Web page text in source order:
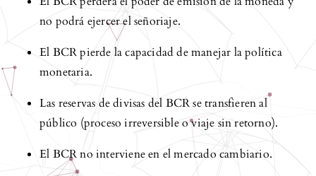
no podrá ejercer el señoriaje.
El BCR pierde la capacidad de manejar la política
monetaria.
Las reservas de divisas del BCR se transfieren al
público (proceso irreversible o viaje sin retorno).
El BCR no interviene en el mercado cambiario.